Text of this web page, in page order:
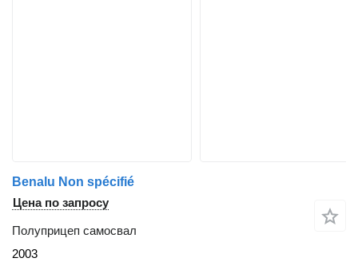
Benalu Non spécifié
Цена по запросу
Полуприцеп самосвал
2003